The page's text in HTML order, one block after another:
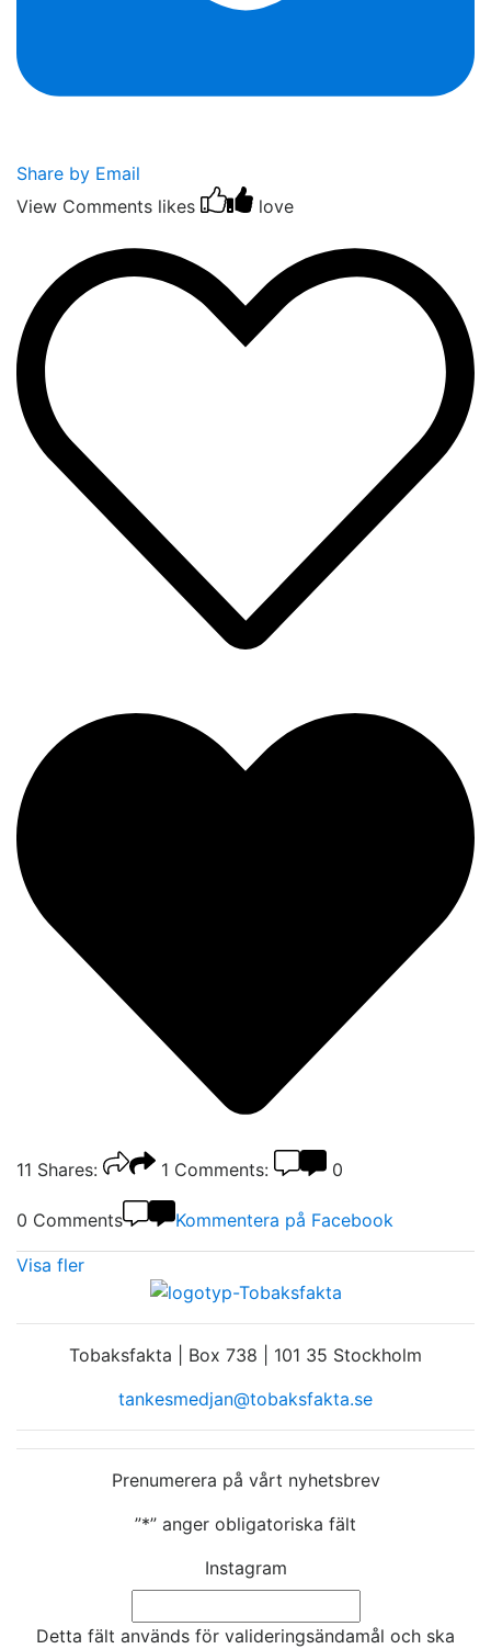
Share by Email
View Comments likes love
11 Shares: 1 Comments: 0
0 Comments Kommentera på Facebook
Visa fler
Tobaksfakta | Box 738 | 101 35 Stockholm
tankesmedjan@tobaksfakta.se
Prenumerera på vårt nyhetsbrev
”*” anger obligatoriska fält
Instagram
Detta fält används för valideringsändamål och ska